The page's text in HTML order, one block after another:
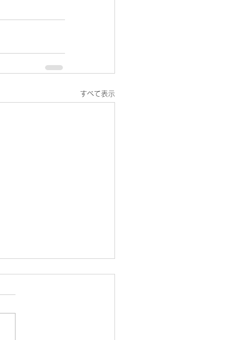
すべて表示